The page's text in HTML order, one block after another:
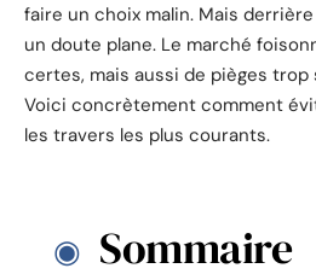
faire un choix malin. Mais
un doute plane. Le marché
certes, mais aussi de pièges
Voici concrètement comment
les travers les plus courants.
Sommaire